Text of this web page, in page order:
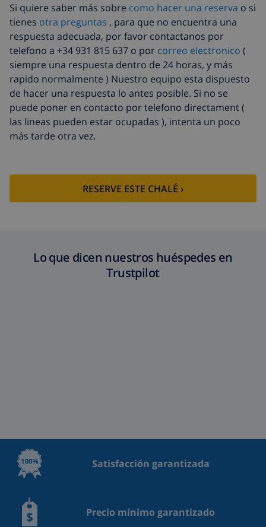
Cama extra
14,07 US$ por día
Fondo cancelación:
4.80% del importe total
Si quiere saber más sobre como hacer una reserva o si
tienes otra preguntas , para que no encuentra una
respuesta adecuada, por favor contactanos por
telefono a +34 931 815 637 o por correo electronico (
siempre una respuesta dentro de 24 horas, y más
rapido normalmente ) Nuestro equipo esta dispuesto
de hacer una respuesta lo antes posible. Si no se
puede poner en contacto por telefono directament (
las lineas pueden estar ocupadas ), intenta un poco
más tarde otra vez.
RESERVE ESTE CHALÉ ›
Lo que dicen nuestros huéspedes en
Trustpilot
Satisfacción garantizada
Precio mínimo garantizado